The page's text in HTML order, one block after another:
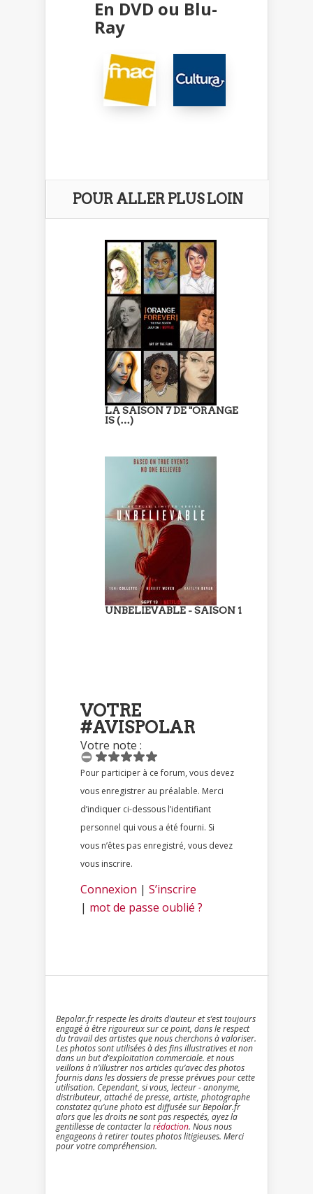
En DVD ou Blu-
Ray
POUR ALLER PLUS LOIN
LA SAISON 7 DE "ORANGE
IS (…)
UNBELIEVABLE - SAISON 1
VOTRE
#AVISPOLAR
Votre note :
Pour participer à ce forum, vous devez
vous enregistrer au préalable. Merci
d’indiquer ci-dessous l’identifiant
personnel qui vous a été fourni. Si
vous n’êtes pas enregistré, vous devez
vous inscrire.
Connexion | S’inscrire
| mot de passe oublié ?
Bepolar.fr respecte les droits d’auteur et s’est toujours
engagé à être rigoureux sur ce point, dans le respect
du travail des artistes que nous cherchons à valoriser.
Les photos sont utilisées à des fins illustratives et non
dans un but d’exploitation commerciale. et nous
veillons à n’illustrer nos articles qu’avec des photos
fournis dans les dossiers de presse prévues pour cette
utilisation. Cependant, si vous, lecteur - anonyme,
distributeur, attaché de presse, artiste, photographe
constatez qu’une photo est diffusée sur Bepolar.fr
alors que les droits ne sont pas respectés, ayez la
gentillesse de contacter larédaction. Nous nous
engageons à retirer toutes photos litigieuses. Merci
pour votre compréhension.